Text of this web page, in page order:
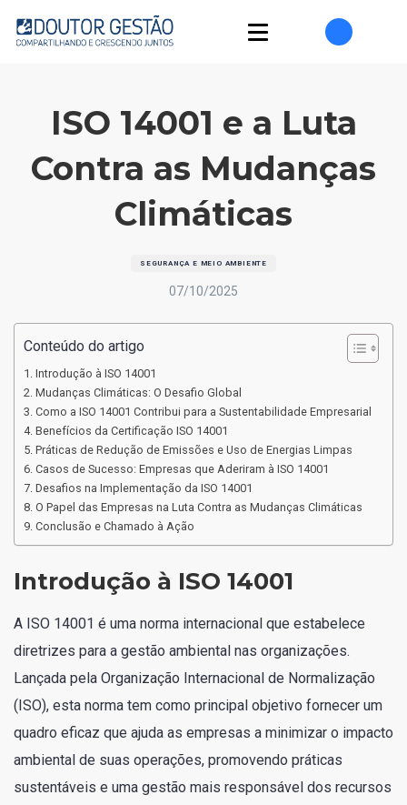
ISO 14001 e a Luta
Contra as Mudanças
Climáticas
SEGURANÇA E MEIO AMBIENTE
07/10/2025
Conteúdo do artigo
Introdução à ISO 14001
Mudanças Climáticas: O Desafio Global
Como a ISO 14001 Contribui para a Sustentabilidade Empresarial
Benefícios da Certificação ISO 14001
Práticas de Redução de Emissões e Uso de Energias Limpas
Casos de Sucesso: Empresas que Aderiram à ISO 14001
Desafios na Implementação da ISO 14001
O Papel das Empresas na Luta Contra as Mudanças Climáticas
Conclusão e Chamado à Ação
Introdução à ISO 14001
A ISO 14001 é uma norma internacional que estabelece
diretrizes para a gestão ambiental nas organizações.
Lançada pela Organização Internacional de Normalização
(ISO), esta norma tem como principal objetivo fornecer um
quadro eficaz que ajuda as empresas a minimizar o impacto
ambiental de suas operações, promovendo práticas
sustentáveis e uma gestão mais responsável dos recursos